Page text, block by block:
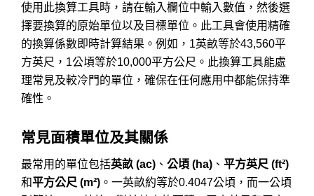
使用此換算工具時，請在輸入欄位中輸入數值，然後選
擇要換算的原始單位以及目標單位。此工具會使用精確
的換算係數即時計算結果。例如，1英畝等於43,560平
方英尺，1公頃等於10,000平方公尺。此換算工具能處
理常見及較冷門的單位，確保在任何應用中都能保持準
確性。
常見面積單位及其關係
最常用的單位包括英畝 (ac) 、 公頃 (ha) 、 平方英尺 (ft²)
和平方公尺 (m²) 。一英畝約等於0.4047公頃，而一公頃